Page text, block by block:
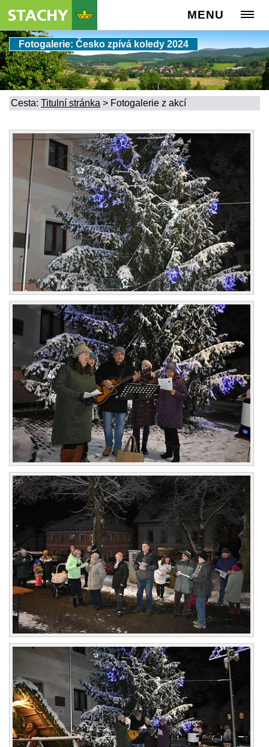
MENU
Fotogalerie: Česko zpívá koledy 2024
Cesta: Titulní stránka > Fotogalerie z akcí